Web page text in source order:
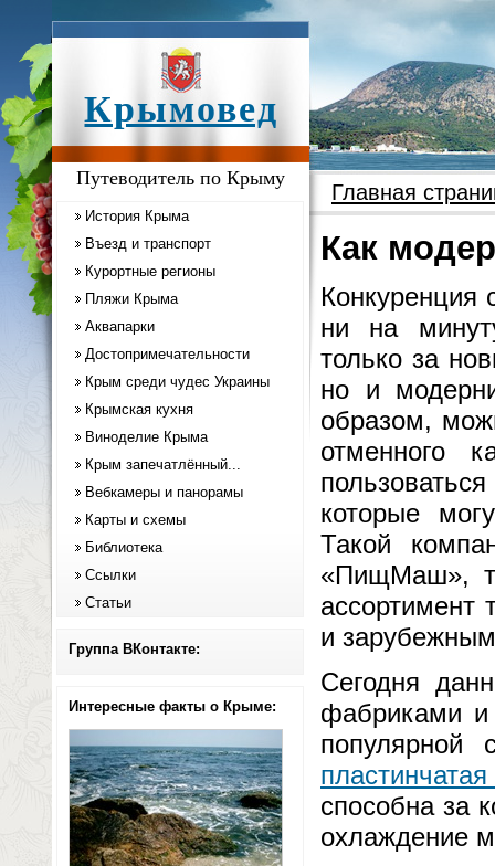
Крымовед
Путеводитель по Крыму
История Крыма
Въезд и транспорт
Курортные регионы
Пляжи Крыма
Аквапарки
Достопримечательности
Крым среди чудес Украины
Крымская кухня
Виноделие Крыма
Крым запечатлённый...
Вебкамеры и панорамы
Карты и схемы
Библиотека
Ссылки
Статьи
Группа ВКонтакте:
Интересные факты о Крыме:
Главная
Как
Конкуренция
ни на
только за
но и
образом,
отменного
которые
Такой
«ПищМаш»,
ассортимент
и
Сегодня
фабриками и
популярной
способна за
охлаждение